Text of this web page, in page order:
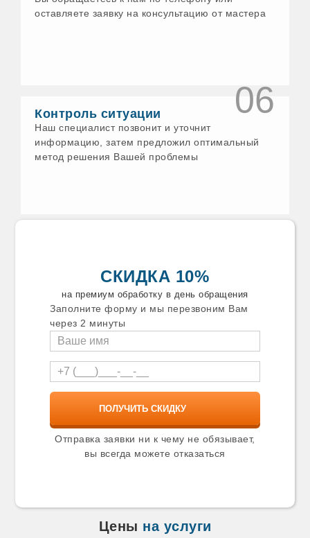
Еманжелинск
Ессентуки
Звенигород
Зеленодольск
Златоуст
Зуевка
Ивантеевка
Камышлов
Канаш
Карабаново
Карабаш
Касимов
Качканар
Кимры
Кинель
Кинешма
Киржач
Кириши
Клин
Ковров
оставляете заявку на консультацию от мастера
06
Контроль ситуации
Наш специалист позвонит и уточнит
информацию, затем предложил оптимальный
метод решения Вашей проблемы
СКИДКА 10%
на премиум обработку в день обращения
Заполните форму и мы перезвоним Вам
через 2 минуты
Отправка заявки ни к чему не обязывает,
вы всегда можете отказаться
Цены на услуги